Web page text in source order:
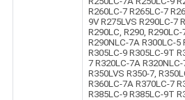
R260LC-7 R265LC-7
9V R275LVS R290LC-7
R290LC, R290,
R290NLC-7A R300LC-5
R305LC-9 R305LC-9T
7 R320LC-7A
R350LVS R350-7,
R360LC-7A R370LC-7
R385LC-9 R385LC-9T